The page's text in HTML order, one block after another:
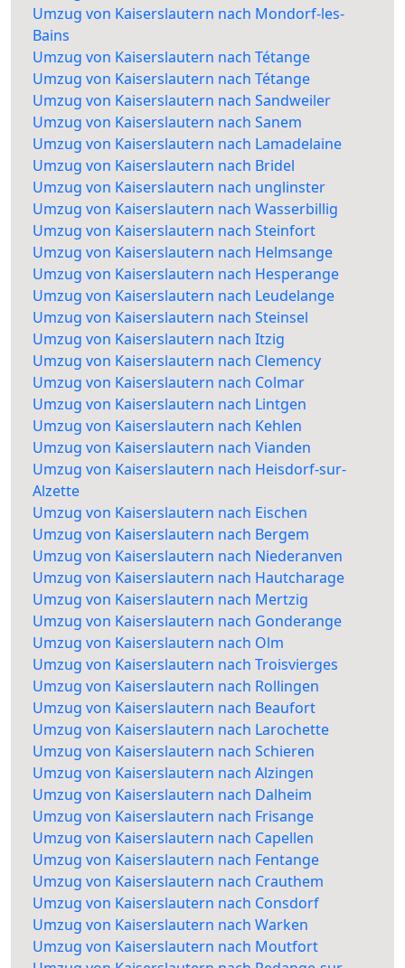
Umzug von Kaiserslautern nach Mondorf-les-
Bains
Umzug von Kaiserslautern nach Tétange
Umzug von Kaiserslautern nach Tétange
Umzug von Kaiserslautern nach Sandweiler
Umzug von Kaiserslautern nach Sanem
Umzug von Kaiserslautern nach Lamadelaine
Umzug von Kaiserslautern nach Bridel
Umzug von Kaiserslautern nach unglinster
Umzug von Kaiserslautern nach Wasserbillig
Umzug von Kaiserslautern nach Steinfort
Umzug von Kaiserslautern nach Helmsange
Umzug von Kaiserslautern nach Hesperange
Umzug von Kaiserslautern nach Leudelange
Umzug von Kaiserslautern nach Steinsel
Umzug von Kaiserslautern nach Itzig
Umzug von Kaiserslautern nach Clemency
Umzug von Kaiserslautern nach Colmar
Umzug von Kaiserslautern nach Lintgen
Umzug von Kaiserslautern nach Kehlen
Umzug von Kaiserslautern nach Vianden
Umzug von Kaiserslautern nach Heisdorf-sur-
Alzette
Umzug von Kaiserslautern nach Eischen
Umzug von Kaiserslautern nach Bergem
Umzug von Kaiserslautern nach Niederanven
Umzug von Kaiserslautern nach Hautcharage
Umzug von Kaiserslautern nach Mertzig
Umzug von Kaiserslautern nach Gonderange
Umzug von Kaiserslautern nach Olm
Umzug von Kaiserslautern nach Troisvierges
Umzug von Kaiserslautern nach Rollingen
Umzug von Kaiserslautern nach Beaufort
Umzug von Kaiserslautern nach Larochette
Umzug von Kaiserslautern nach Schieren
Umzug von Kaiserslautern nach Alzingen
Umzug von Kaiserslautern nach Dalheim
Umzug von Kaiserslautern nach Frisange
Umzug von Kaiserslautern nach Capellen
Umzug von Kaiserslautern nach Fentange
Umzug von Kaiserslautern nach Crauthem
Umzug von Kaiserslautern nach Consdorf
Umzug von Kaiserslautern nach Warken
Umzug von Kaiserslautern nach Moutfort